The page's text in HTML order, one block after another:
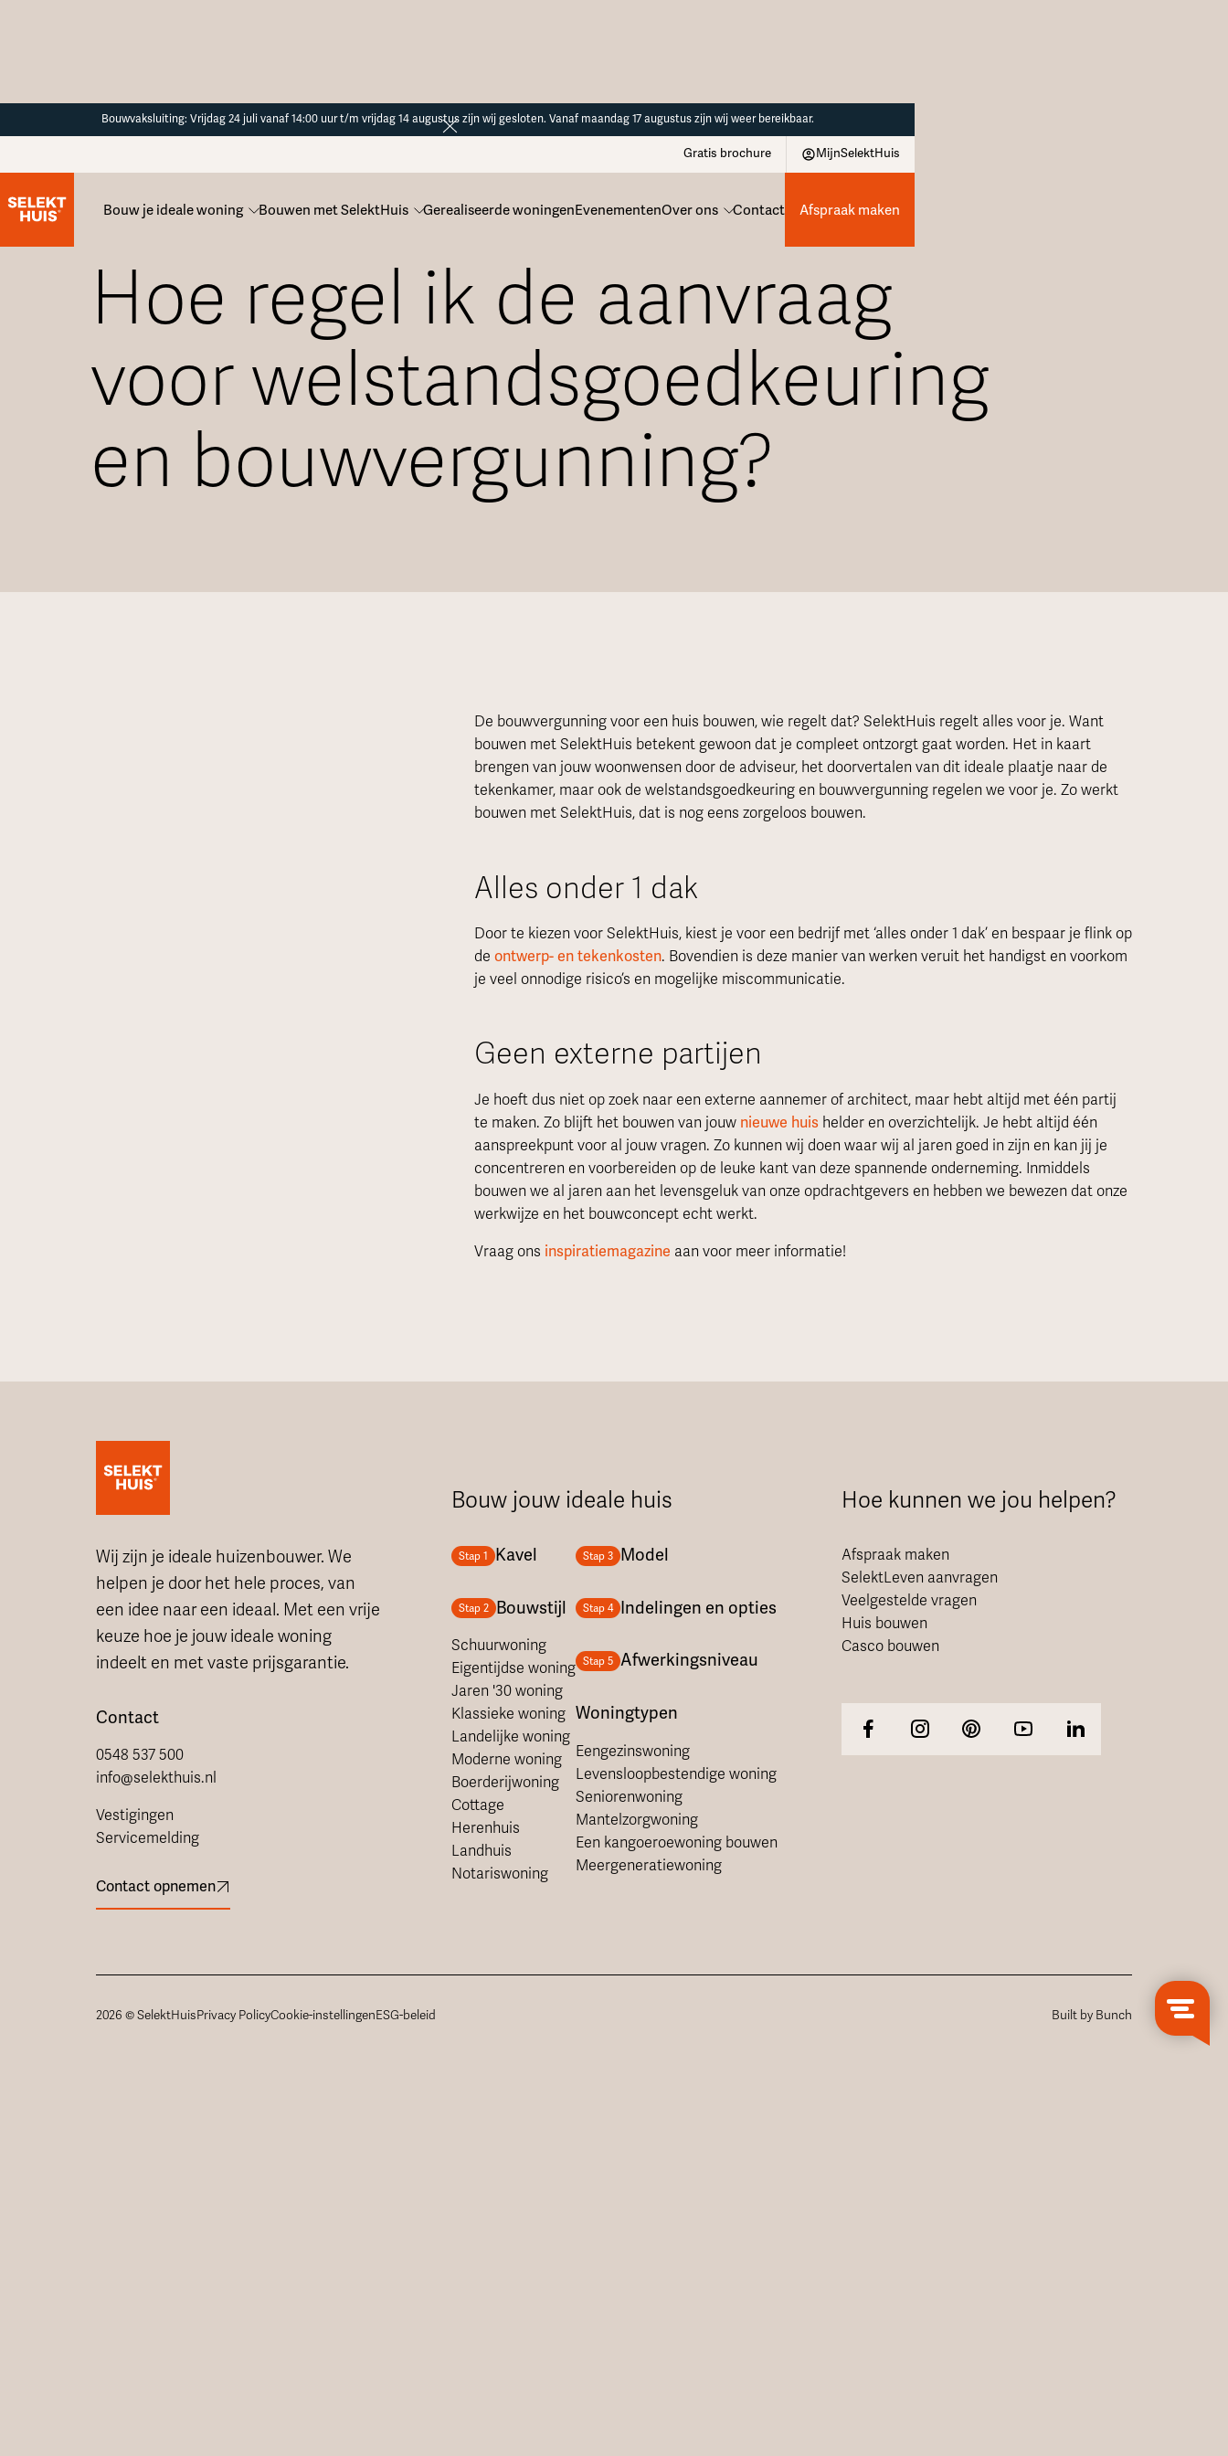
Bouwvaksluiting: Vrijdag 24 juli vanaf 14:00 uur t/m vrijdag 14 augustus zijn wij gesloten. Vanaf maandag 17 augustus zijn wij weer bereikbaar.
Bouw je ideale woning Bouwen met SelektHuis Gerealiseerde woningenEvenementenOver ons Contact
Gratis brochure MijnSelektHuis
Afspraak maken
Hoe regel ik de aanvraag
voor welstandsgoedkeuring
en bouwvergunning?
De bouwvergunning voor een huis bouwen, wie regelt dat? SelektHuis regelt alles voor je. Want
bouwen met SelektHuis betekent gewoon dat je compleet ontzorgt gaat worden. Het in kaart
brengen van jouw woonwensen door de adviseur, het doorvertalen van dit ideale plaatje naar de
tekenkamer, maar ook de welstandsgoedkeuring en bouwvergunning regelen we voor je. Zo werkt
bouwen met SelektHuis, dat is nog eens zorgeloos bouwen.
Alles onder 1 dak
Door te kiezen voor SelektHuis, kiest je voor een bedrijf met ‘alles onder 1 dak’ en bespaar je flink op
de ontwerp- en tekenkosten. Bovendien is deze manier van werken veruit het handigst en voorkom
je veel onnodige risico’s en mogelijke miscommunicatie.
Geen externe partijen
Je hoeft dus niet op zoek naar een externe aannemer of architect, maar hebt altijd met één partij
te maken. Zo blijft het bouwen van jouw nieuwe huishelder en overzichtelijk. Je hebt altijd één
aanspreekpunt voor al jouw vragen. Zo kunnen wij doen waar wij al jaren goed in zijn en kan jij je
concentreren en voorbereiden op de leuke kant van deze spannende onderneming. Inmiddels
bouwen we al jaren aan het levensgeluk van onze opdrachtgevers en hebben we bewezen dat onze
werkwijze en het bouwconcept echt werkt.
Vraag ons inspiratiemagazine aan voor meer informatie!
Wij zijn je ideale huizenbouwer. We
helpen je door het hele proces, van
een idee naar een ideaal. Met een vrije
keuze hoe je jouw ideale woning
indeelt en met vaste prijsgarantie.
Contact
0548 537 500
info@selekthuis.nl
Vestigingen
Servicemelding
Contact opnemen
Bouw jouw ideale huis
Stap 1 Kavel
Stap 2 Bouwstijl
Schuurwoning
Eigentijdse woning
Jaren '30 woning
Klassieke woning
Landelijke woning
Moderne woning
Boerderijwoning
Cottage
Herenhuis
Landhuis
Notariswoning
Stap 3 Model
Stap 4 Indelingen en opties
Stap 5 Afwerkingsniveau
Woningtypen
Eengezinswoning
Levensloopbestendige woning
Seniorenwoning
Mantelzorgwoning
Een kangoeroewoning bouwen
Meergeneratiewoning
Hoe kunnen we jou helpen?
Afspraak maken
SelektLeven aanvragen
Veelgestelde vragen
Huis bouwen
Casco bouwen
2026 © SelektHuisPrivacy PolicyCookie-instellingenESG-beleid Built by Bunch